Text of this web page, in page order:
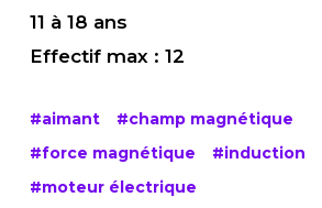
11 à 18 ans
Effectif max : 12
#aimant
#champ magnétique
#force magnétique
#induction
#moteur électrique